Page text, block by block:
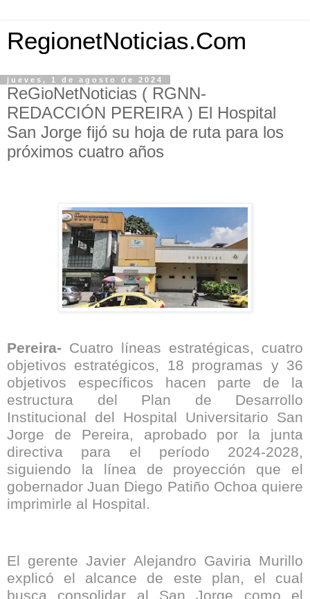
RegionetNoticias.Com
jueves, 1 de agosto de 2024
ReGioNetNoticias ( RGNN-
REDACCIÓN PEREIRA ) El Hospital
San Jorge fijó su hoja de ruta para los
próximos cuatro años
Pereira- Cuatro líneas estratégicas, cuatro
objetivos estratégicos, 18 programas y 36
objetivos específicos hacen parte de la
estructura del Plan de Desarrollo
Institucional del Hospital Universitario San
Jorge de Pereira, aprobado por la junta
directiva para el período 2024-2028,
siguiendo la línea de proyección que el
gobernador Juan Diego Patiño Ochoa quiere
imprimirle al Hospital.
El gerente Javier Alejandro Gaviria Murillo
explicó el alcance de este plan, el cual
busca consolidar al San Jorge como el